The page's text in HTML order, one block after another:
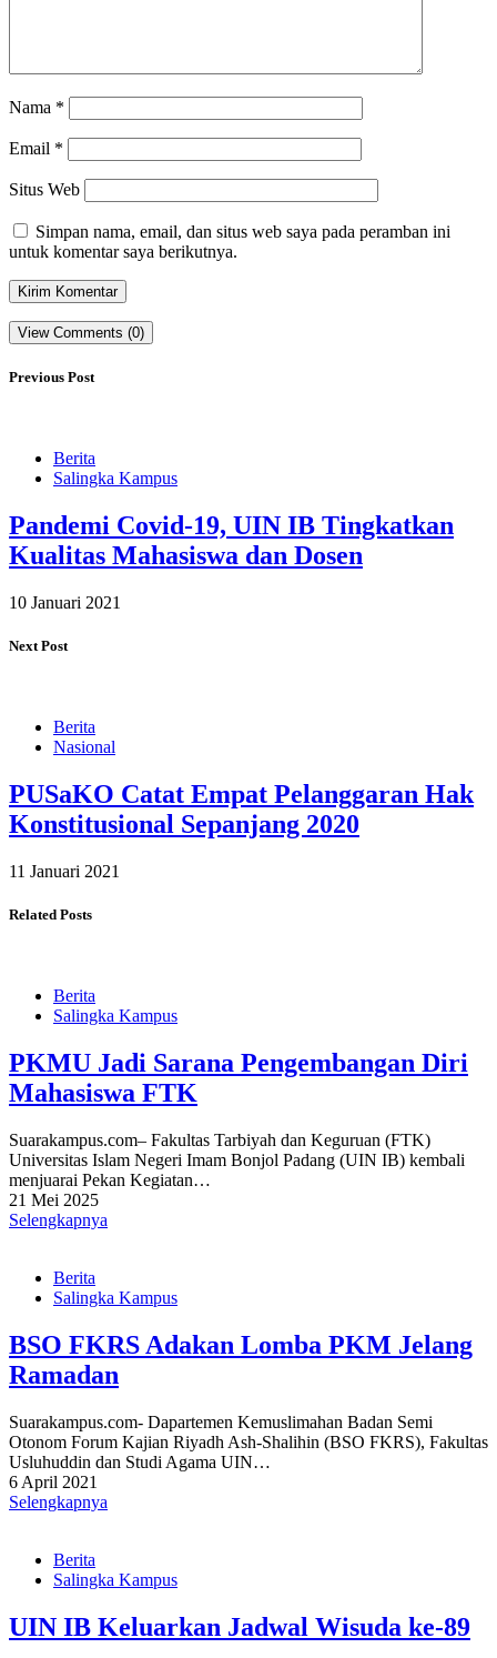
Nama *
Email *
Situs Web
Simpan nama, email, dan situs web saya pada peramban ini
untuk komentar saya berikutnya.
View Comments (0)
Previous Post
Berita
Salingka Kampus
Pandemi Covid-19, UIN IB Tingkatkan
Kualitas Mahasiswa dan Dosen
10 Januari 2021
Next Post
Berita
Nasional
PUSaKO Catat Empat Pelanggaran Hak
Konstitusional Sepanjang 2020
11 Januari 2021
Related Posts
Berita
Salingka Kampus
PKMU Jadi Sarana Pengembangan Diri
Mahasiswa FTK
Suarakampus.com– Fakultas Tarbiyah dan Keguruan (FTK)
Universitas Islam Negeri Imam Bonjol Padang (UIN IB) kembali
menjuarai Pekan Kegiatan…
21 Mei 2025
Selengkapnya
Berita
Salingka Kampus
BSO FKRS Adakan Lomba PKM Jelang
Ramadan
Suarakampus.com- Dapartemen Kemuslimahan Badan Semi
Otonom Forum Kajian Riyadh Ash-Shalihin (BSO FKRS), Fakultas
Usluhuddin dan Studi Agama UIN…
6 April 2021
Selengkapnya
Berita
Salingka Kampus
UIN IB Keluarkan Jadwal Wisuda ke-89